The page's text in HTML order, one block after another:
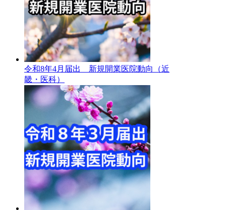
令和8年4月届出 新規開業医院動向（近
畿・医科）